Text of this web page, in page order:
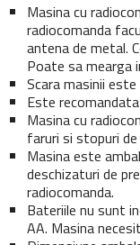
Masina cu
radiocomanda
antena de metal.
Poate sa mearga
Scara masinii este
Este
Masina cu
faruri si stopuri
Masina este
deschizaturi de
radiocomanda.
Bateriile nu sunt
AA. Masina